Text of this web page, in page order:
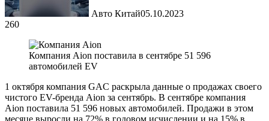
Авто Китай05.10.2023
260
Компания Aion поставила в сентябре 51 596
автомобилей EV
1 октября компания GAC раскрыла данные о продажах своего
чистого EV-бренда Aion за сентябрь. В сентябре компания
Aion поставила 51 596 новых автомобилей. Продажи в этом
месяце выросли на 72% в годовом исчислении и на 15% в